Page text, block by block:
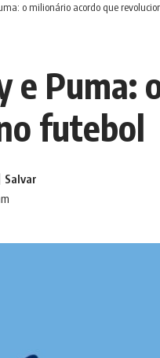
o milionário acordo que
e Puma:
futebol